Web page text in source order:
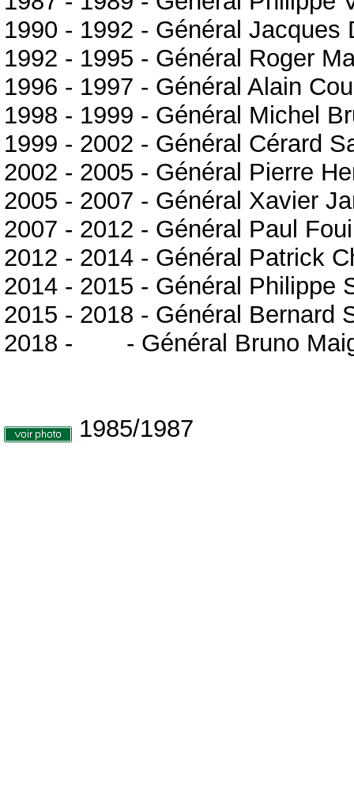
1990 - 1992 - Général Jacques
1992 - 1995 - Général Roger
1996 - 1997 - Général Alain
1998 - 1999 - Général Michel
1999 - 2002 - Général Cérard
2002 - 2005 - Général Pierre
2005 - 2007 - Général Xavier
2007 - 2012 - Général Paul
2012 - 2014 - Général Patrick
2014 - 2015 - Général Philippe
2015 - 2018 - Général Bernard
2018 -
- Général Bruno
1985/1987